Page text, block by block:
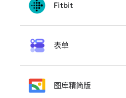
Fitbit
表单
图库精简版